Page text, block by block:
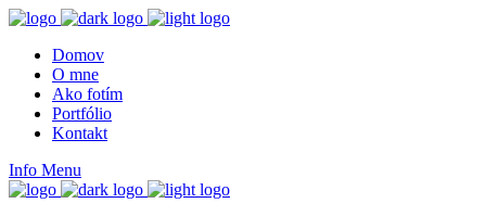
Domov
O mne
Ako fotím
Portfólio
Kontakt
Info Menu